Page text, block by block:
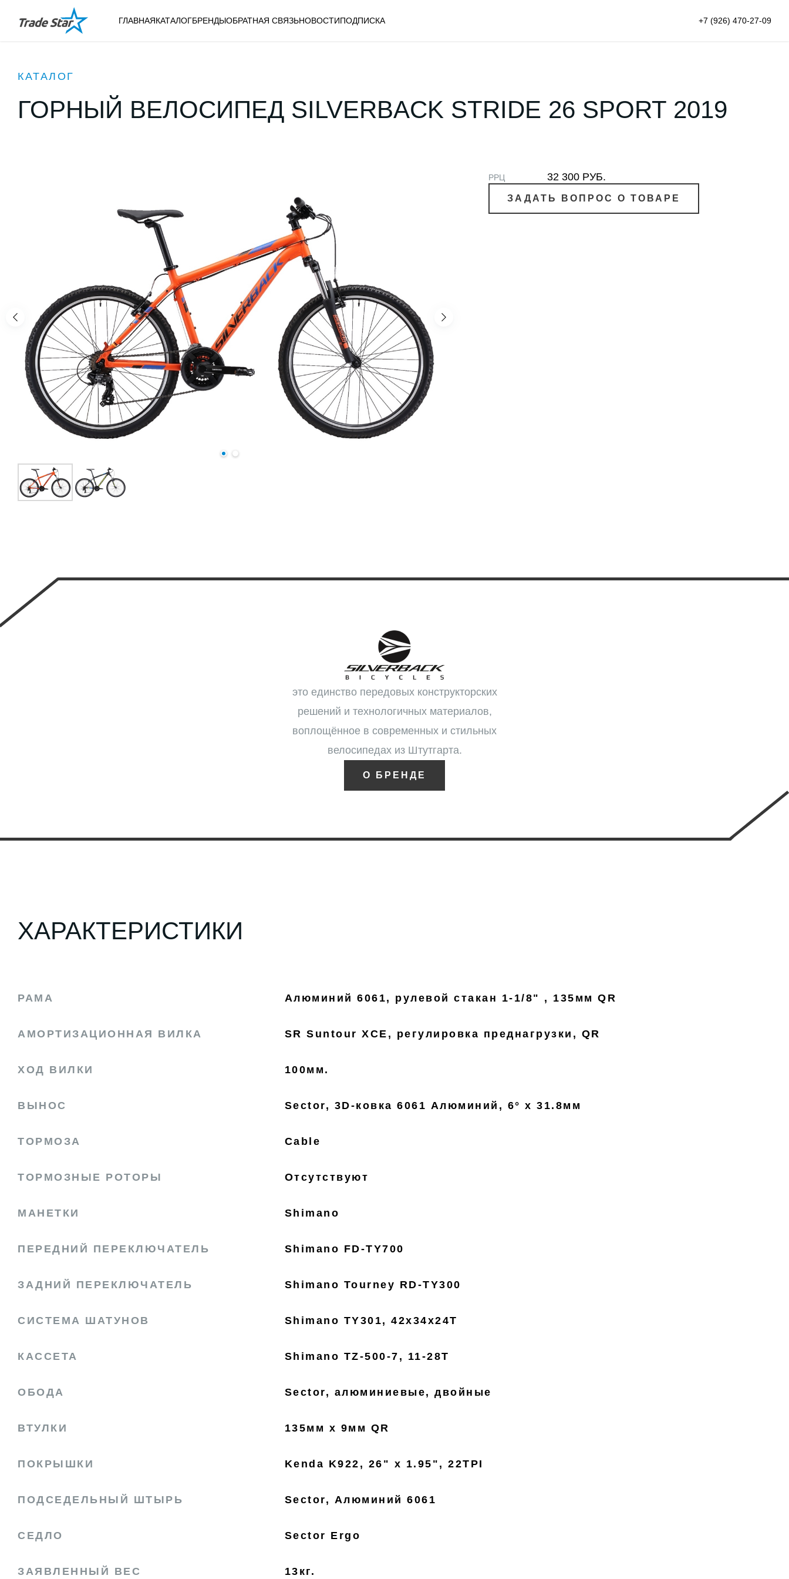
ГЛАВНАЯКАТАЛОГБРЕНДЫОБРАТНАЯ СВЯЗЬНОВОСТИПОДПИСКА +7 (926) 470-27-09
КАТАЛОГ
ГОРНЫЙ ВЕЛОСИПЕД SILVERBACK STRIDE 26 SPORT 2019
РРЦ 32 300 РУБ.
ЗАДАТЬ ВОПРОС О ТОВАРЕ
это единство передовых конструкторских
решений и технологичных материалов,
воплощённое в современных и стильных
велосипедах из Штутгарта.
О БРЕНДЕ
ХАРАКТЕРИСТИКИ
РАМА Алюминий 6061, рулевой стакан 1-1/8" , 135мм QR
АМОРТИЗАЦИОННАЯ ВИЛКА SR Suntour XCE, регулировка преднагрузки, QR
ХОД ВИЛКИ 100мм.
ВЫНОС Sector, 3D-ковка 6061 Алюминий, 6° x 31.8мм
ТОРМОЗА Cable
ТОРМОЗНЫЕ РОТОРЫ Отсутствуют
МАНЕТКИ Shimano
ПЕРЕДНИЙ ПЕРЕКЛЮЧАТЕЛЬ Shimano FD-TY700
ЗАДНИЙ ПЕРЕКЛЮЧАТЕЛЬ Shimano Tourney RD-TY300
СИСТЕМА ШАТУНОВ Shimano TY301, 42x34x24T
КАССЕТА Shimano TZ-500-7, 11-28T
ОБОДА Sector, алюминиевые, двойные
ВТУЛКИ 135мм x 9мм QR
ПОКРЫШКИ Kenda K922, 26" x 1.95", 22TPI
ПОДСЕДЕЛЬНЫЙ ШТЫРЬ Sector, Алюминий 6061
СЕДЛО Sector Ergo
ЗАЯВЛЕННЫЙ ВЕС 13кг.